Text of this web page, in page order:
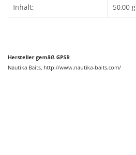
Inhalt: 50,00 g
Hersteller gemäß GPSR
Nautika Baits, http://www.nautika-baits.com/